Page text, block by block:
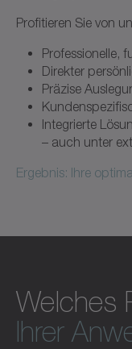
Profitieren Sie von
Professionelle,
Direkter
Präzise
Integrierte
– auch unter
Ergebnis: Ihre
Welches
Ihrer